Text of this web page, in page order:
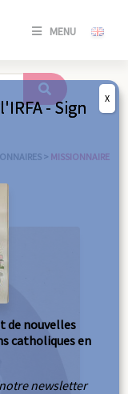
MENU
SE
/
> MISSIONNAIRE
- Sign
de nouvelles
catholiques en
newsletter
X